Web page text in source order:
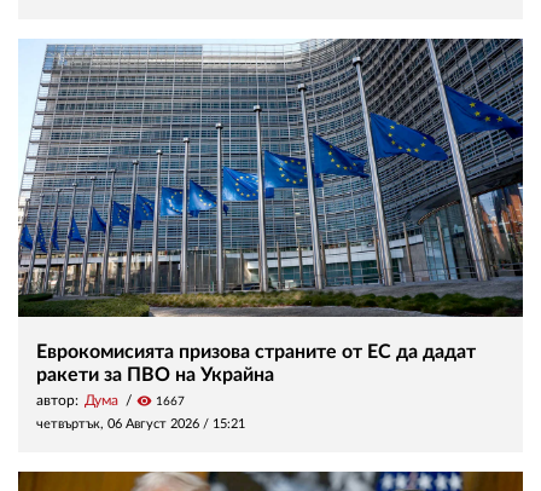
Еврокомисията призова страните от ЕС да дадат
ракети за ПВО на Украйна
автор: Дума visibility 1667
четвъртък, 06 Август 2026 / 15:21